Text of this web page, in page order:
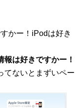
かー！iPodは好き
報は好きですかー！
てないとまずいペー